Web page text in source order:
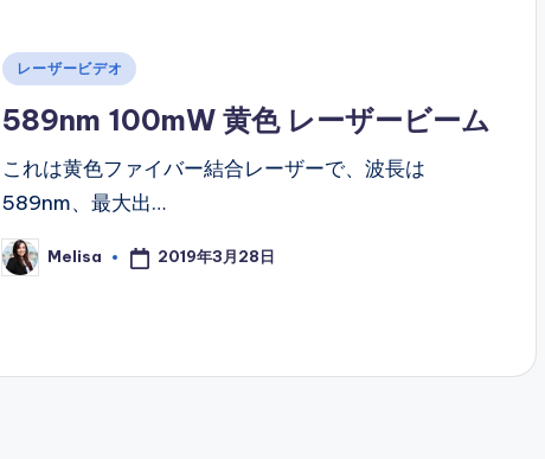
Posted
レーザービデオ
589nm 100mW 黄色 レーザービーム
これは黄色ファイバー結合レーザーで、波長は
589nm、最大出…
Posted
by
Melisa 2019年3月28日